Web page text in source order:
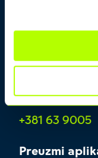
+381 63 9005
Preuzmi